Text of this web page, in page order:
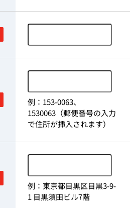
例：153-0063、
1530063（郵便番号の入力
で住所が挿入されます）
例：東京都目黒区目黒3-9-
1 目黒須田ビル7階